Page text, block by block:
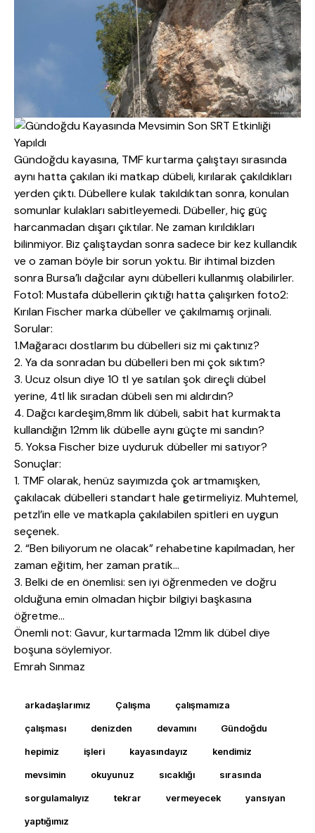
Gündoğdu kayasına, TMF kurtarma çalıştayı sırasında
aynı hatta çakılan iki matkap dübeli, kırılarak çakıldıkları
yerden çıktı. Dübellere kulak takıldıktan sonra, konulan
somunlar kulakları sabitleyemedi. Dübeller, hiç güç
harcanmadan dışarı çıktılar. Ne zaman kırıldıkları
bilinmiyor. Biz çalıştaydan sonra sadece bir kez kullandık
ve o zaman böyle bir sorun yoktu. Bir ihtimal bizden
sonra Bursa’lı dağcılar aynı dübelleri kullanmış olabilirler.
Foto1: Mustafa dübellerin çıktığı hatta çalışırken foto2:
Kırılan Fischer marka dübeller ve çakılmamış orjinali.
Sorular:
1.Mağaracı dostlarım bu dübelleri siz mi çaktınız?
2. Ya da sonradan bu dübelleri ben mi çok sıktım?
3. Ucuz olsun diye 10 tl ye satılan şok direçli dübel
yerine, 4tl lik sıradan dübeli sen mi aldırdın?
4. Dağcı kardeşim,8mm lik dübeli, sabit hat kurmakta
kullandığın 12mm lik dübelle aynı güçte mi sandın?
5. Yoksa Fischer bize uyduruk dübeller mi satıyor?
Sonuçlar:
1. TMF olarak, henüz sayımızda çok artmamışken,
çakılacak dübelleri standart hale getirmeliyiz. Muhtemel,
petzl’in elle ve matkapla çakılabilen spitleri en uygun
seçenek.
2. “Ben biliyorum ne olacak” rehabetine kapılmadan, her
zaman eğitim, her zaman pratik…
3. Belki de en önemlisi: sen iyi öğrenmeden ve doğru
olduğuna emin olmadan hiçbir bilgiyi başkasına
öğretme…
Önemli not: Gavur, kurtarmada 12mm lik dübel diye
boşuna söylemiyor.
Emrah Sınmaz
arkadaşlarımız Çalışma çalışmamıza
çalışması denizden devamını Gündoğdu
hepimiz işleri kayasındayız kendimiz
mevsimin okuyunuz sıcaklığı sırasında
sorgulamalıyız tekrar vermeyecek yansıyan
yaptığımız